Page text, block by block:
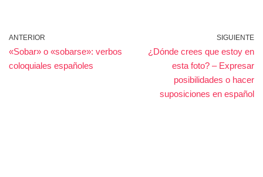
ANTERIOR
«Sobar» o «sobarse»: verbos
coloquiales españoles
SIGUIENTE
¿Dónde crees que estoy en
esta foto? – Expresar
posibilidades o hacer
suposiciones en español